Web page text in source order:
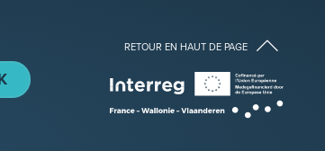
RETOUR EN HAUT DE PAGE